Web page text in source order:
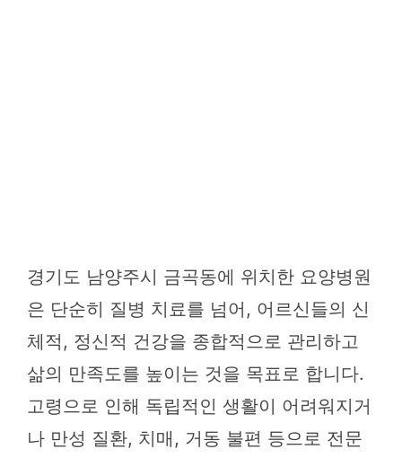
경기도 남양주시 금곡동에 위치한 요양병원
은 단순히 질병 치료를 넘어, 어르신들의 신
체적, 정신적 건강을 종합적으로 관리하고
삶의 만족도를 높이는 것을 목표로 합니다.
고령으로 인해 독립적인 생활이 어려워지거
나 만성 질환, 치매, 거동 불편 등으로 전문